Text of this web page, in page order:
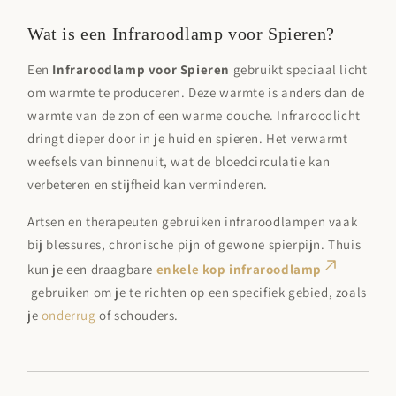
Wat is een Infraroodlamp voor Spieren?
Een Infraroodlamp voor Spieren gebruikt speciaal licht
om warmte te produceren. Deze warmte is anders dan de
warmte van de zon of een warme douche. Infraroodlicht
dringt dieper door in je huid en spieren. Het verwarmt
weefsels van binnenuit, wat de bloedcirculatie kan
verbeteren en stijfheid kan verminderen.
Artsen en therapeuten gebruiken infraroodlampen vaak
bij blessures, chronische pijn of gewone spierpijn. Thuis
kun je een draagbare enkele kop infraroodlamp
gebruiken om je te richten op een specifiek gebied, zoals
je onderrug of schouders.